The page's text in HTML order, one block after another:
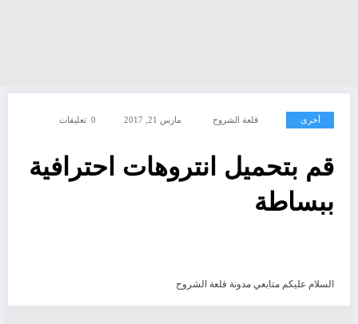
أخرى قلعة الشروح مارس 21, 2017 0 تعليقات
قم بتحميل انتروهات احترافية
ببساطة
السلام عليكم متابعي مدونة قلعة الشروح